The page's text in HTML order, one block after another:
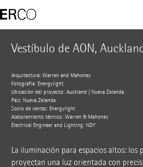
Vestíbulo de AON,
Arquitectura: Warren and Mahoney
Fotografía: Energylight
Ubicación del proyecto: Auckland / Nueva Zelanda
País: Nueva Zelanda
Socio de ventas: Energylight
Asesoramiento técnico: Warren & Mahoney
Electrical Engineer and Lighting: NDY
La iluminación para espacios altos: los
proyectan una luz orientada con